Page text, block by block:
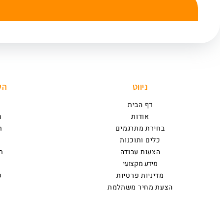
ניווט
דף הבית
אודות
בחירת מתרגמים
כלים ותוכנות
הצעות עבודה
מידע מקצועי
מדיניות פרטיות
הצעת מחיר משתלמת